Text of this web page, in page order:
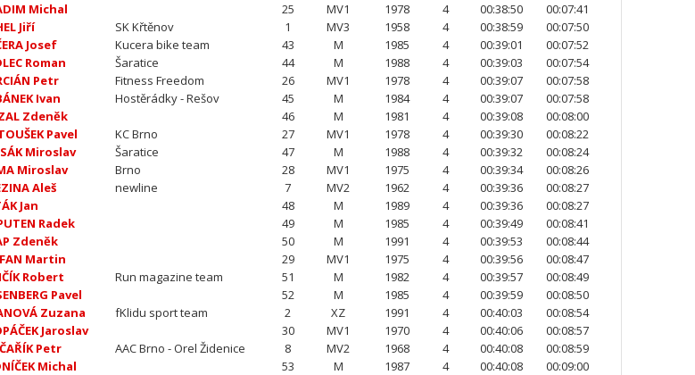
Michal 25 MV1 1978 4 00:38:50
00:07:41
Jiří SK Křtěnov 1 MV3 1958 4 00:38:59
00:07:50
Josef Kucera bike team 43 M 1985 4 00:39:01
00:07:52
Roman Šaratice 44 M 1988 4 00:39:03
00:07:54
Petr Fitness Freedom 26 MV1 1978 4 00:39:07
00:07:58
Ivan Hostěrádky - Rešov 45 M 1984 4 00:39:07
00:07:58
Zdeněk 46 M 1981 4 00:39:08
00:08:00
Pavel KC Brno 27 MV1 1978 4 00:39:30
00:08:22
Miroslav Šaratice 47 M 1988 4 00:39:32
00:08:24
Miroslav Brno 28 MV1 1975 4 00:39:34
00:08:26
Aleš newline 7 MV2 1962 4 00:39:36
00:08:27
Jan 48 M 1989 4 00:39:36
00:08:27
Radek 49 M 1985 4 00:39:49
00:08:41
Zdeněk 50 M 1991 4 00:39:53
00:08:44
Martin 29 MV1 1975 4 00:39:56
00:08:47
Robert Run magazine team 51 M 1982 4 00:39:57
00:08:49
Pavel 52 M 1985 4 00:39:59
00:08:50
Zuzana fKlidu sport team 2 XZ 1991 4 00:40:03
00:08:54
Jaroslav 30 MV1 1970 4 00:40:06
00:08:57
Petr AAC Brno - Orel Židenice 8 MV2 1968 4 00:40:08
00:08:59
Michal 53 M 1987 4 00:40:08
00:09:00